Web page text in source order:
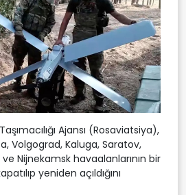
Ajansı (Rosaviatsiya),
Volgograd, Kaluga, Saratov,
Nijnekamsk havaalanlarının bir
yeniden açıldığını